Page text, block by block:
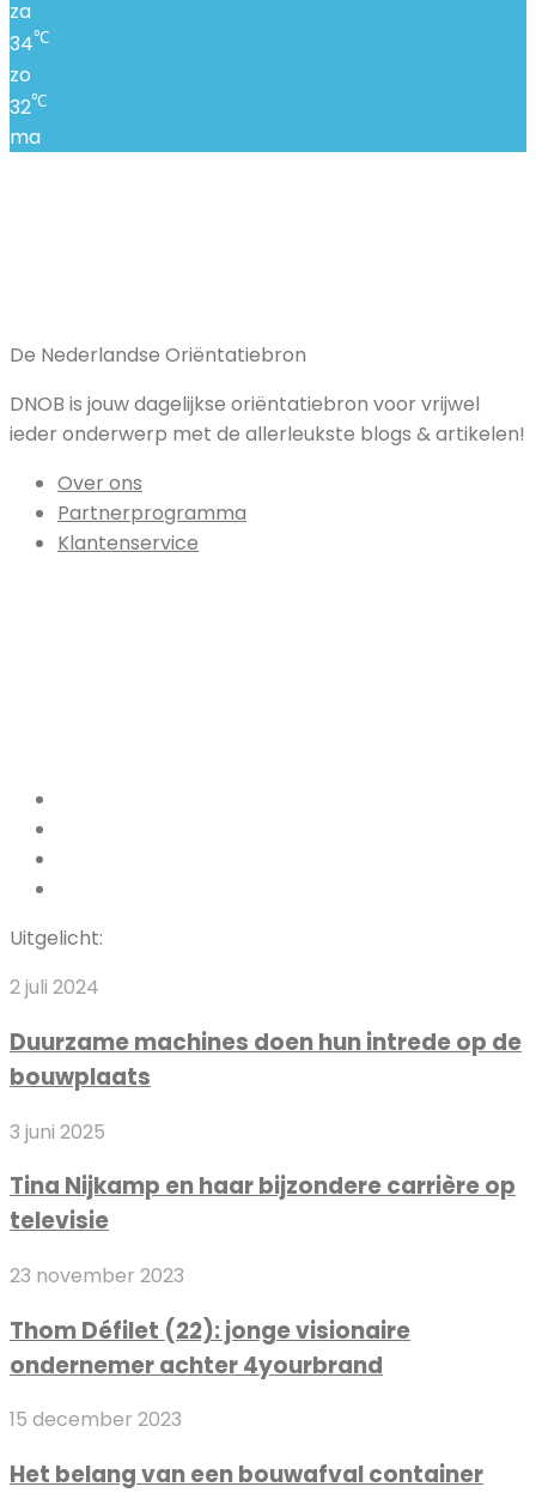
za
34℃
zo
32℃
ma
De Nederlandse Oriëntatiebron
DNOB is jouw dagelijkse oriëntatiebron voor vrijwel
ieder onderwerp met de allerleukste blogs & artikelen!
Over ons
Partnerprogramma
Klantenservice
Uitgelicht:
Duurzame
doen
hun
op
bouwplaats
2 juli 2024
Duurzame machines doen hun intrede op de
bouwplaats
Tina
en
haar
carrière
televisie
3 juni 2025
Tina Nijkamp en haar bijzondere carrière op
televisie
Thom
(22):
jonge
ondernemer
4yourbrand
23 november 2023
Thom Défilet (22): jonge visionaire
ondernemer achter 4yourbrand
Het
van
15 december 2023
Het belang van een bouwafval container